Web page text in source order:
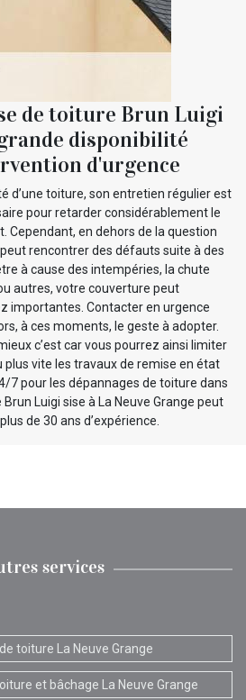
de toiture Brun Luigi
disponibilité
d'urgence
d’une toiture, son entretien régulier est
pour retarder considérablement le
Cependant, en dehors de la question
rencontrer des défauts suite à des
à cause des intempéries, la chute
autres, votre couverture peut
importantes. Contacter en urgence
à ces moments, le geste à adopter.
c’est car vous pourrez ainsi limiter
plus vite les travaux de remise en état
7 pour les dépannages de toiture dans
Luigi sise à La Neuve Grange peut
de 30 ans d’expérience.
services
toiture La Neuve Grange
et bâchage La Neuve Grange